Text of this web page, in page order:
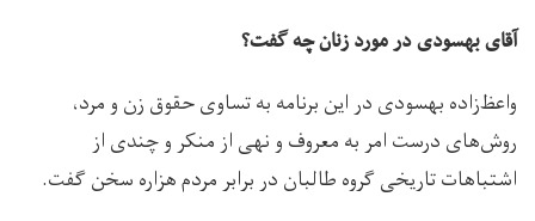
آقای بهسودی در مورد زنان چه گفت؟
واعظ‌‌زاده بهسودی در این برنامه به تساوی حقوق زن و مرد،
روش‌های درست امر به معروف و نهی از منکر و چندی از
اشتباهات تاریخی گروه طالبان در برابر مردم هزاره سخن گفت.